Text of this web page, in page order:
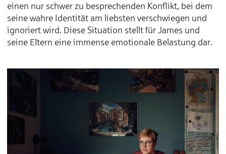
einen nur schwer zu besprechenden Konflikt, bei dem
seine wahre Identität am liebsten verschwiegen und
ignoriert wird. Diese Situation stellt für James und
seine Eltern eine immense emotionale Belastung dar.